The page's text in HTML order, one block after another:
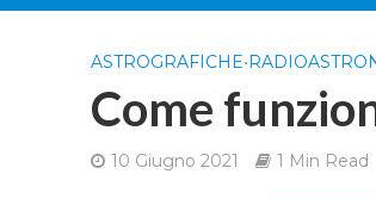
ASTROGRAFICHE•
Come
10 Giugno 2021 1 Min Read